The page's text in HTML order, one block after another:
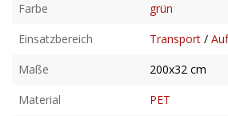
Farbe
grün
Einsatzbereich
Transport /
Maße
200x32 cm
Material
PET